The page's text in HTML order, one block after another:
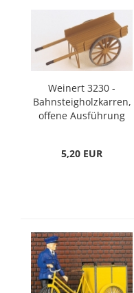
Weinert 3230 -
Bahnsteigholzkarren,
offene Ausführung
5,20 EUR